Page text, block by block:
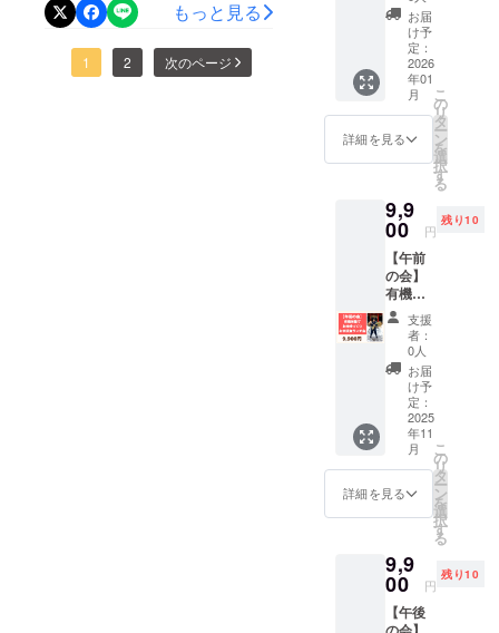
大変お待たせいたしまし
た。昨日12月17日 真空パッ
もっと見る
1 2 次のページ
法：詳
細は
メール
で連絡
しま
す。
での交
通費、
宿泊が
必要な
場合の
宿泊費
は含ま
れてい
様の交
通費や
滞在
費：支
援者様
の交通
費や滞
在費は
各自で
ご負担
くださ
い。 ・
支援者
様との
連絡方
法：詳
細は
す。
き） 日
程：1月
上旬開
催（1月
10日ま
たは11
日予
定） 会
場：都
内 お土
羽弥兵
衛幻の
もち一
袋
（300g
） ※未
就学児
は無料
※会場ま
での交
通費、
宿泊が
必要な
場合の
宿泊費
は含ま
れてい
様の交
通費や
滞在
費：支
お届
け予
定：
2026
年01
月
詳細を見る
こ
の
リ
タ
ー
ン
を
選
択
す
る
9,9
00 円
残り10
【午前
の会】
有機米
麹でお
味噌づ
くり＋
お米試
食ラン
チ会 日
時：
11/17（
月）午
前10:30
- 12:30
会場：
都内 ※
での交
通費、
宿泊が
必要な
支援
者：
0人
お届
け予
定：
2025
年11
月
詳細を見る
こ
の
リ
タ
ー
ン
を
選
択
す
る
9,9
00 円
残り10
【午後